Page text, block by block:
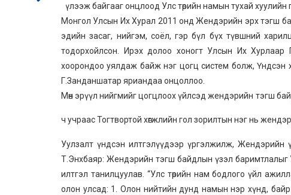
хүлээж байгааг онцлоод Улс төрийн намын тухай
Монгол Улсын Их Хурал 2011 онд Жендэрийн эрх тэгш
эдийн засаг, нийгэм, соёл, гэр бүл бүх түвшний
тодорхойлсон. Ирэх долоо хоногт Улсын Их Хурлаар
хоорондоо уялдаж байж нэг цогц систем болж, Үндсэн
Г.Занданшатар яриандаа онцоллоо.
Мөн эрүүл нийгмийг цогцлоох үйлсэд жендэрийн тэгш
ч учраас Тогтвортой хөгжлийн гол зорилтын нэг нь
Уулзалт үндсэн илтгэлүүдээр үргэлжилж, Жендэрийн
Т.Энхбаяр: Жендэрийн тэгш байдлын үзэл баримтлалыг
илтгэл танилцуулав. “Улс төрийн нам бодлого үйл
олон улсад: 1. Олон нийтийн дунд намын нэр хүнд,